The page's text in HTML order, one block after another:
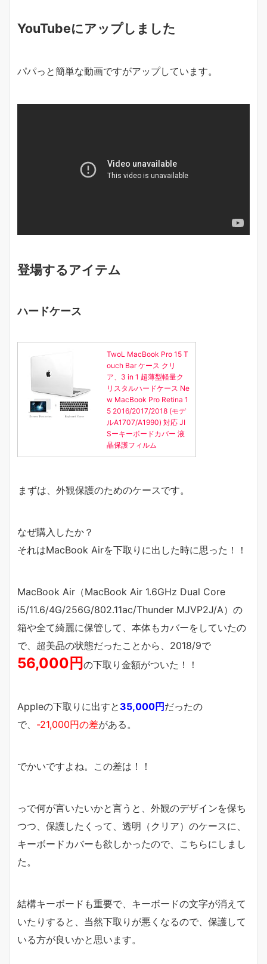
YouTubeにアップしました
パパっと簡単な動画ですがアップしています。
登場するアイテム
ハードケース
TwoL MacBook Pro 15 T
ouch Bar ケース クリ
ア、3 in 1 超薄型軽量ク
リスタルハードケース Ne
w MacBook Pro Retina 1
5 2016/2017/2018 (モデ
ルA1707/A1990) 対応 JI
Sーキーボードカバー 液
晶保護フィルム
まずは、外観保護のためのケースです。
なぜ購入したか？
それはMacBook Airを下取りに出した時に思った！！
MacBook Air（MacBook Air 1.6GHz Dual Core
i5/11.6/4G/256G/802.11ac/Thunder MJVP2J/A）の
箱や全て綺麗に保管して、本体もカバーをしていたの
で、超美品の状態だったことから、2018/9で
56,000円の下取り金額がついた！！
Appleの下取りに出すと 35,000円だったの
で、 -21,000円の差がある。
でかいですよね。この差は！！
っで何が言いたいかと言うと、外観のデザインを保ち
つつ、保護したくって、透明（クリア）のケースに、
キーボードカバーも欲しかったので、こちらにしまし
た。
結構キーボードも重要で、キーボードの文字が消えて
いたりすると、当然下取りが悪くなるので、保護して
いる方が良いかと思います。